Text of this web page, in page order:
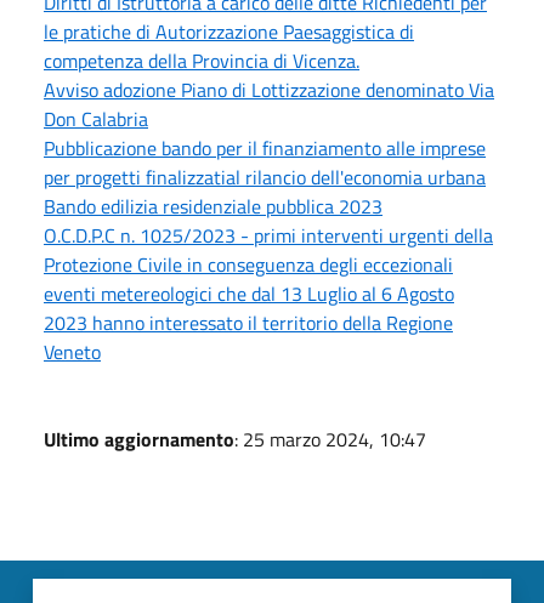
le pratiche di Autorizzazione Paesaggistica di
competenza della Provincia di Vicenza.
Avviso adozione Piano di Lottizzazione denominato Via
Don Calabria
Pubblicazione bando per il finanziamento alle imprese
per progetti finalizzatial rilancio dell'economia urbana
Bando edilizia residenziale pubblica 2023
O.C.D.P.C n. 1025/2023 - primi interventi urgenti della
Protezione Civile in conseguenza degli eccezionali
eventi metereologici che dal 13 Luglio al 6 Agosto
2023 hanno interessato il territorio della Regione
Veneto
Ultimo aggiornamento: 25 marzo 2024, 10:47